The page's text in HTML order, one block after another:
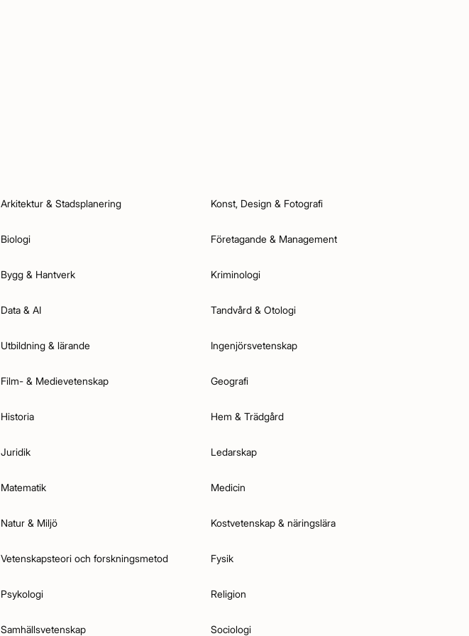
Arkitektur & Stadsplanering Konst, Design & Fotografi
Biologi Företagande & Management
Bygg & Hantverk Kriminologi
Data & AI Tandvård & Otologi
Utbildning & lärande Ingenjörsvetenskap
Film- & Medievetenskap Geografi
Historia Hem & Trädgård
Juridik Ledarskap
Matematik Medicin
Natur & Miljö Kostvetenskap & näringslära
Vetenskapsteori och forskningsmetod Fysik
Psykologi Religion
Samhällsvetenskap Sociologi